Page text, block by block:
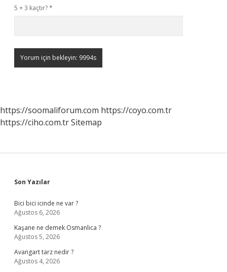
5 + 3 kaçtır?*
https://soomaliforum.com https://coyo.com.tr
https://ciho.com.trSitemap
Sidebar
Son Yazılar
Bici bici icinde ne var ?
Ağustos 6, 2026
Kaşane ne demek Osmanlıca ?
Ağustos 5, 2026
Avangart tarz nedir ?
Ağustos 4, 2026